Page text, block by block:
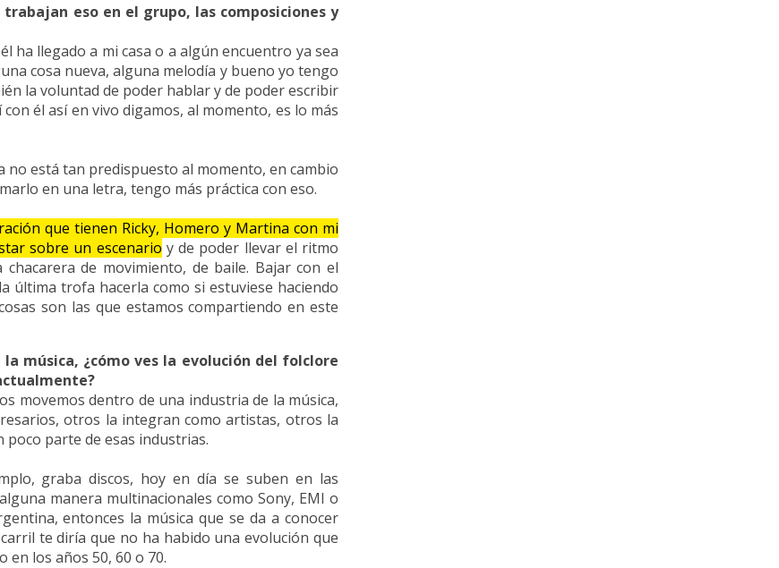
eso en el grupo, las composiciones y
ha llegado a mi casa o a algún encuentro ya sea
cosa nueva, alguna melodía y bueno yo tengo
la voluntad de poder hablar y de poder escribir
él así en vivo digamos, al momento, es lo más
no está tan predispuesto al momento, en cambio
en una letra, tengo más práctica con eso.
que tienen Ricky, Homero y Martina con mi
sobre un escenario y de poder llevar el ritmo
de movimiento, de baile. Bajar con el
última trofa hacerla como si estuviese haciendo
son las que estamos compartiendo en este
música, ¿cómo ves la evolución del folclore
movemos dentro de una industria de la música,
otros la integran como artistas, otros la
parte de esas industrias.
graba discos, hoy en día se suben en las
manera multinacionales como Sony, EMI o
entonces la música que se da a conocer
te diría que no ha habido una evolución que
en los años 50, 60 o 70.